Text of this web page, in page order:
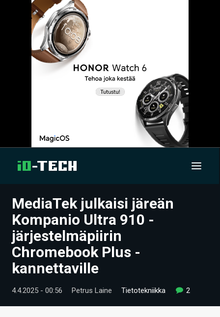
UUTISET
ARTIKKELIT
VIDEOT
TECHBBS
TIETOA
MediaTek julkaisi järeän
Kompanio Ultra 910 -
järjestelmäpiirin
Chromebook Plus -
kannettaville
4.4.2025 - 00:56 Petrus Laine Tietotekniikka 2